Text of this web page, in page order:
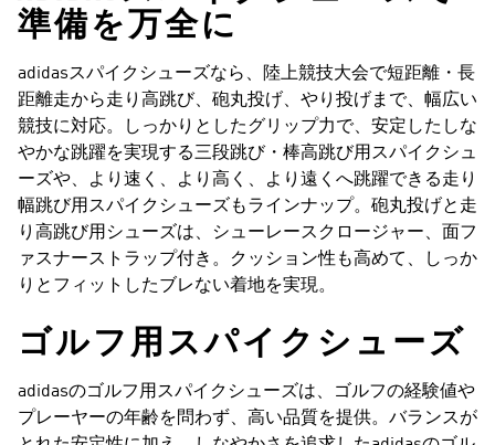
準備を万全に
adidasスパイクシューズなら、陸上競技大会で短距離・長
距離走から走り高跳び、砲丸投げ、やり投げまで、幅広い
競技に対応。しっかりとしたグリップ力で、安定したしな
やかな跳躍を実現する三段跳び・棒高跳び用スパイクシュ
ーズや、より速く、より高く、より遠くへ跳躍できる走り
幅跳び用スパイクシューズもラインナップ。砲丸投げと走
り高跳び用シューズは、シューレースクロージャー、面フ
ァスナーストラップ付き。クッション性も高めて、しっか
りとフィットしたブレない着地を実現。
ゴルフ用スパイクシューズ
adidasのゴルフ用スパイクシューズは、ゴルフの経験値や
プレーヤーの年齢を問わず、高い品質を提供。バランスが